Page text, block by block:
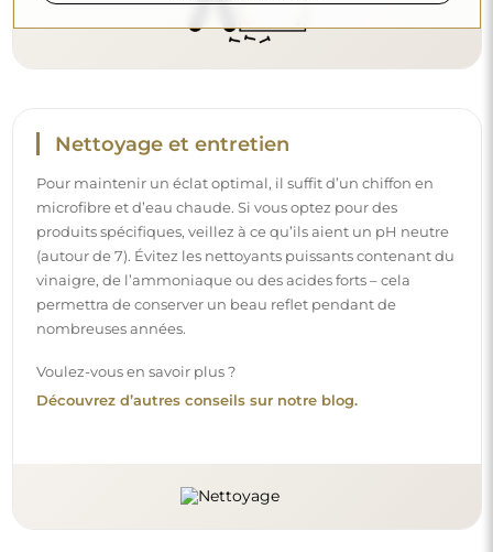
Livraison à domicile
Nous offrons un service de livraison à domicile, qui vous
permet de recevoir votre colis directement à votre porte.
Pour un supplément de 40 €, nous proposons également
un service de livraison à l’intérieur
, qui permet de livrer
le colis directement dans votre maison (pour des
dimensions allant jusqu’à 80×120 cm ou un diamètre de
demandé une petite aide, comme l’ouverture de la porte.
Si vous ne choisissez pas et ne payez pas ce service lors de